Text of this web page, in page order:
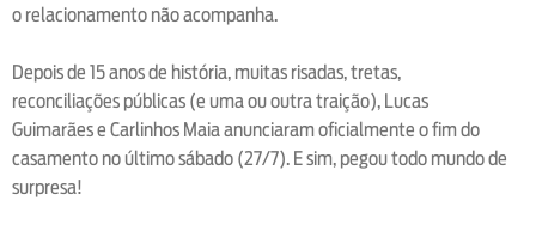
o relacionamento não acompanha.
Depois de 15 anos de história, muitas risadas, tretas,
reconciliações públicas (e uma ou outra traição), Lucas
Guimarães e Carlinhos Maia anunciaram oficialmente o fim do
casamento no último sábado (27/7). E sim, pegou todo mundo de
surpresa!